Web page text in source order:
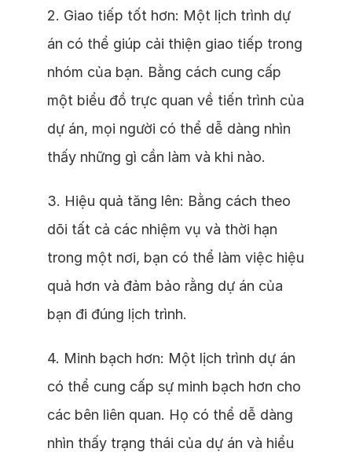
2. Giao tiếp tốt hơn: Một lịch trình dự
án có thể giúp cải thiện giao tiếp trong
nhóm của bạn. Bằng cách cung cấp
một biểu đồ trực quan về tiến trình của
dự án, mọi người có thể dễ dàng nhìn
thấy những gì cần làm và khi nào.
3. Hiệu quả tăng lên: Bằng cách theo
dõi tất cả các nhiệm vụ và thời hạn
trong một nơi, bạn có thể làm việc hiệu
quả hơn và đảm bảo rằng dự án của
bạn đi đúng lịch trình.
4. Minh bạch hơn: Một lịch trình dự án
có thể cung cấp sự minh bạch hơn cho
các bên liên quan. Họ có thể dễ dàng
nhìn thấy trạng thái của dự án và hiểu